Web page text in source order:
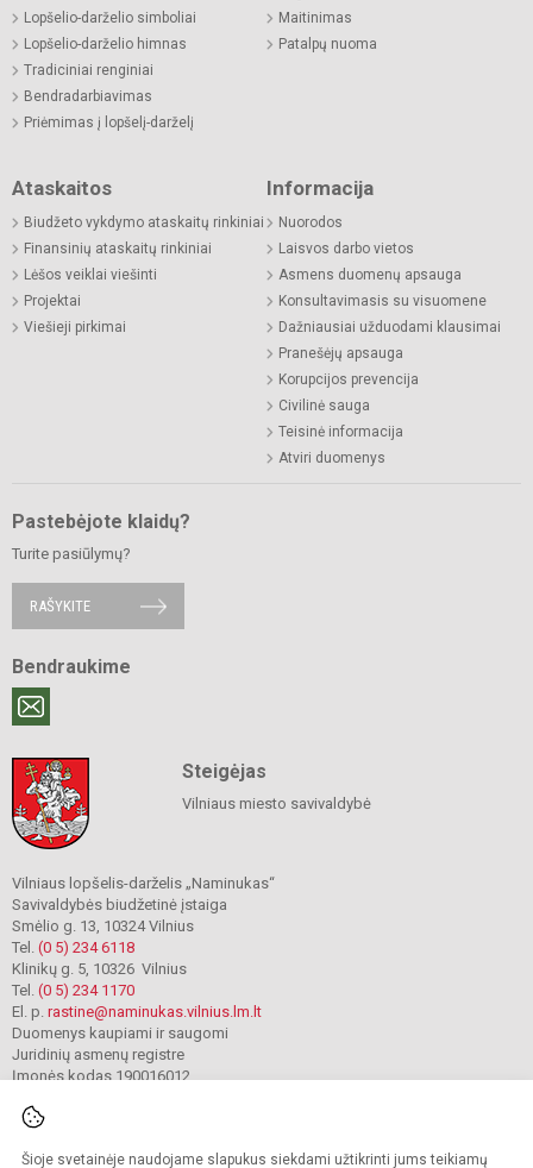
Šioje svetainėje naudojame slapukus siekdami užtikrinti jums teikiamų
Lopšelio-darželio simboliai
Lopšelio-darželio himnas
Tradiciniai renginiai
Bendradarbiavimas
Priėmimas į lopšelį-darželį
Maitinimas
Patalpų nuoma
Ataskaitos
Biudžeto vykdymo ataskaitų rinkiniai
Finansinių ataskaitų rinkiniai
Lėšos veiklai viešinti
Projektai
Viešieji pirkimai
Informacija
Nuorodos
Laisvos darbo vietos
Asmens duomenų apsauga
Konsultavimasis su visuomene
Dažniausiai užduodami klausimai
Pranešėjų apsauga
Korupcijos prevencija
Civilinė sauga
Teisinė informacija
Atviri duomenys
Pastebėjote klaidų?
Turite pasiūlymų?
RAŠYKITE
Bendraukime
Steigėjas
Vilniaus miesto savivaldybė
Vilniaus lopšelis-darželis „Naminukas“
Savivaldybės biudžetinė įstaiga
Smėlio g. 13, 10324 Vilnius
Tel. (0 5) 234 6118
Klinikų g. 5, 10326 Vilnius
Tel. (0 5) 234 1170
El. p. rastine@naminukas.vilnius.lm.lt
Duomenys kaupiami ir saugomi
Juridinių asmenų registre
Įmonės kodas 190016012
© 2022. Vilniaus lopšelis darželis Naminukas. Visos teisės saugomos.